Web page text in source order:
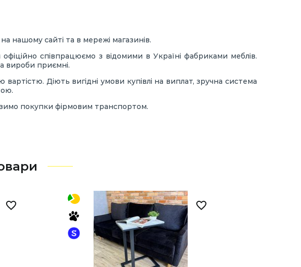
нашому сайті та в мережі магазинів.
співпрацюємо з відомими в Україні фабриками меблів.
вироби приємні.
Діють вигідні умови купівлі на виплат, зручна система
покупки фірмовим транспортом.